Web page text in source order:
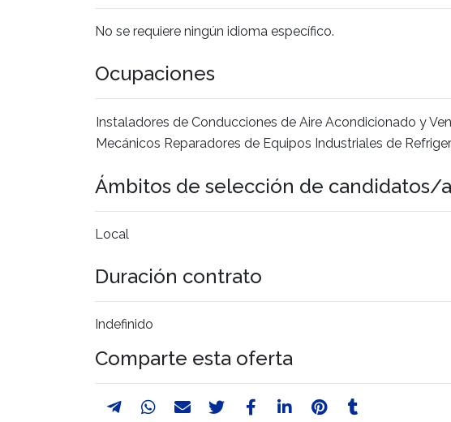
No se requiere ningún idioma específico.
Ocupaciones
Instaladores de Conducciones de Aire Acondicionado y
Mecánicos Reparadores de Equipos Industriales de
Ámbitos de selección de candidatos/
Local
Duración contrato
Indefinido
Comparte esta oferta